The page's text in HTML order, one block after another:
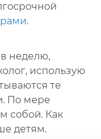
.
в неделю,
использую
те
По мере
собой. Как
детям.